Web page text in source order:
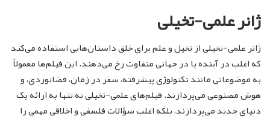
ژانر علمی-تخیلی
ژانر علمی-تخیلی از تخیل و علم برای خلق داستان‌هایی استفاده می‌کند
که اغلب در آینده یا در جهانی متفاوت رخ می‌دهند. این فیلم‌ها معمولاً
به موضوعاتی مانند تکنولوژی پیشرفته، سفر در زمان، فضانوردی، و
هوش مصنوعی می‌پردازند. فیلم‌های علمی-تخیلی نه تنها به ارائه یک
دنیای جدید می‌پردازند، بلکه اغلب سؤالات فلسفی و اخلاقی مهمی را